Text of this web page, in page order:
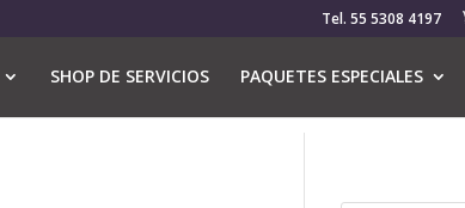
Tel. 55 5308 4197
SHOP DE SERVICIOS PAQUETES ESPECIALES